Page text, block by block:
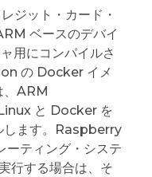
ジット・カード・
ベースのデバイ
用にコンパイルさ
の Docker イメ
、ARM
と Docker を
します。Raspberry
ーティング・システ
行する場合は、そ